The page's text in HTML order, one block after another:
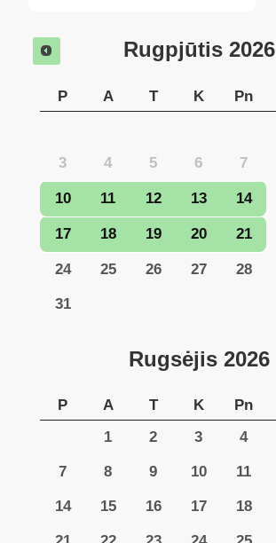
Rugpjūtis 2026
P A T K Pn
3 4 5 6 7
10 11 12 13 14
17 18 19 20 21
24 25 26 27 28
31
Rugsėjis 2026
P A T K Pn
1
2 3 4
7 8 9 10 11
14 15 16 17 18